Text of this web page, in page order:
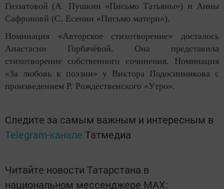
Гиззатовой (А. Пушкин «Письмо Татьяны») и Анны
Сафроновй (С. Есенин «Письмо матери»).
Номинация «Авторское стихотворение» досталось
Анастасии Горбачёвой. Она представила
стихотворение собственного сочинения. Номинация
«За любовь к поэзии» у Виктора Подосинникова с
произведением Р. Рождественского «Утро».
Следите за самым важным и интересным в
Telegram-канале Татмедиа
Читайте новости Татарстана в
национальном мессенджере MАХ: